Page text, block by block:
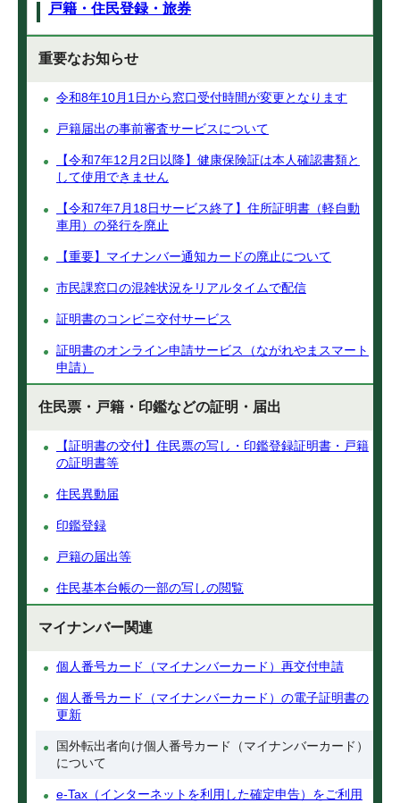
戸籍・住民登録・旅券
重要なお知らせ
令和8年10月1日から窓口受付時間が変更となります
戸籍届出の事前審査サービスについて
【令和7年12月2日以降】健康保険証は本人確認書類と
して使用できません
【令和7年7月18日サービス終了】住所証明書（軽自動
車用）の発行を廃止
【重要】マイナンバー通知カードの廃止について
市民課窓口の混雑状況をリアルタイムで配信
証明書のコンビニ交付サービス
証明書のオンライン申請サービス（ながれやまスマート
申請）
住民票・戸籍・印鑑などの証明・届出
【証明書の交付】住民票の写し・印鑑登録証明書・戸籍
の証明書等
住民異動届
印鑑登録
戸籍の届出等
住民基本台帳の一部の写しの閲覧
マイナンバー関連
個人番号カード（マイナンバーカード）再交付申請
個人番号カード（マイナンバーカード）の電子証明書の
更新
国外転出者向け個人番号カード（マイナンバーカード）
について
e-Tax（インターネットを利用した確定申告）をご利用